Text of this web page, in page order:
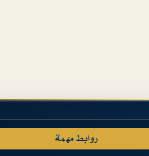
روابط مهمة